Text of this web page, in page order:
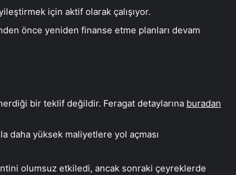
için aktif olarak çalışıyor.
önce yeniden finanse etme planları devam
bir teklif değildir. Feragat detaylarına buradan
daha yüksek maliyetlere yol açması
olumsuz etkiledi, ancak sonraki çeyreklerde